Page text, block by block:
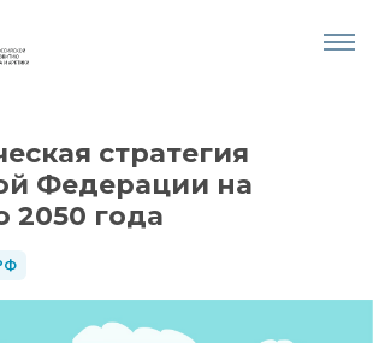
стратегия
Федерации на
2050 года